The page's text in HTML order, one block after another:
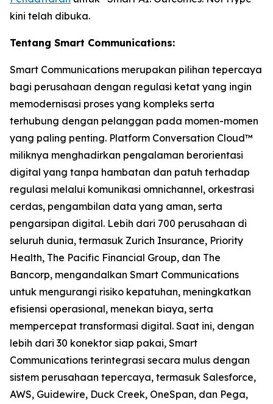
kini telah dibuka.
Tentang Smart Communications:
Smart Communications merupakan pilihan tepercaya
bagi perusahaan dengan regulasi ketat yang ingin
memodernisasi proses yang kompleks serta
terhubung dengan pelanggan pada momen-momen
yang paling penting. Platform Conversation Cloud™
miliknya menghadirkan pengalaman berorientasi
digital yang tanpa hambatan dan patuh terhadap
regulasi melalui komunikasi omnichannel, orkestrasi
cerdas, pengambilan data yang aman, serta
pengarsipan digital. Lebih dari 700 perusahaan di
seluruh dunia, termasuk Zurich Insurance, Priority
Health, The Pacific Financial Group, dan The
Bancorp, mengandalkan Smart Communications
untuk mengurangi risiko kepatuhan, meningkatkan
efisiensi operasional, menekan biaya, serta
mempercepat transformasi digital. Saat ini, dengan
lebih dari 30 konektor siap pakai, Smart
Communications terintegrasi secara mulus dengan
sistem perusahaan tepercaya, termasuk Salesforce,
AWS, Guidewire, Duck Creek, OneSpan, dan Pega,